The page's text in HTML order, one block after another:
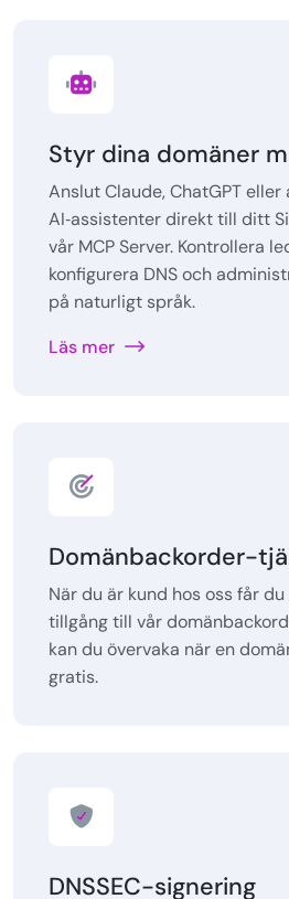
Styr dina domäner
Anslut Claude, ChatGPT eller
AI‑assistenter direkt till ditt
vår MCP Server. Kontrollera
konfigurera DNS och
på naturligt språk.
Läs mer
Domänbackorder-
När du är kund hos oss får
tillgång till vår
kan du övervaka när en
gratis.
DNSSEC-signering